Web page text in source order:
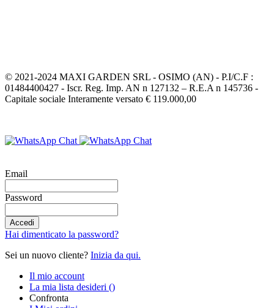
© 2021-2024 MAXI GARDEN SRL - OSIMO (AN) - P.I/C.F :
01484400427 - Iscr. Reg. Imp. AN n 127132 – R.E.A n 145736 -
Capitale sociale Interamente versato € 119.000,00
Email
Password
Accedi
Hai dimenticato la password?
Sei un nuovo cliente? Inizia da qui.
Il mio account
La mia lista desideri ()
Confronta